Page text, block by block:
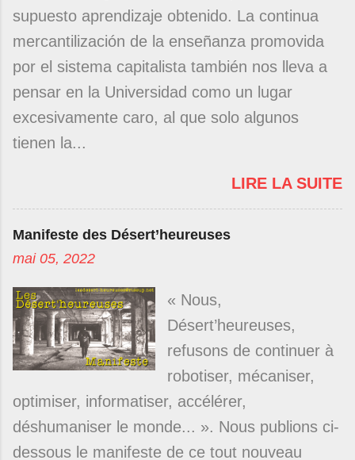
supuesto aprendizaje obtenido. La continua
mercantilización de la enseñanza promovida
por el sistema capitalista también nos lleva a
pensar en la Universidad como un lugar
excesivamente caro, al que solo algunos
tienen la...
LIRE LA SUITE
Manifeste des Désert’heureuses
mai 05, 2022
« Nous,
Désert’heureuses,
refusons de continuer à
robotiser, mécaniser,
optimiser, informatiser, accélérer,
déshumaniser le monde... ». Nous publions ci-
dessous le manifeste de ce tout nouveau